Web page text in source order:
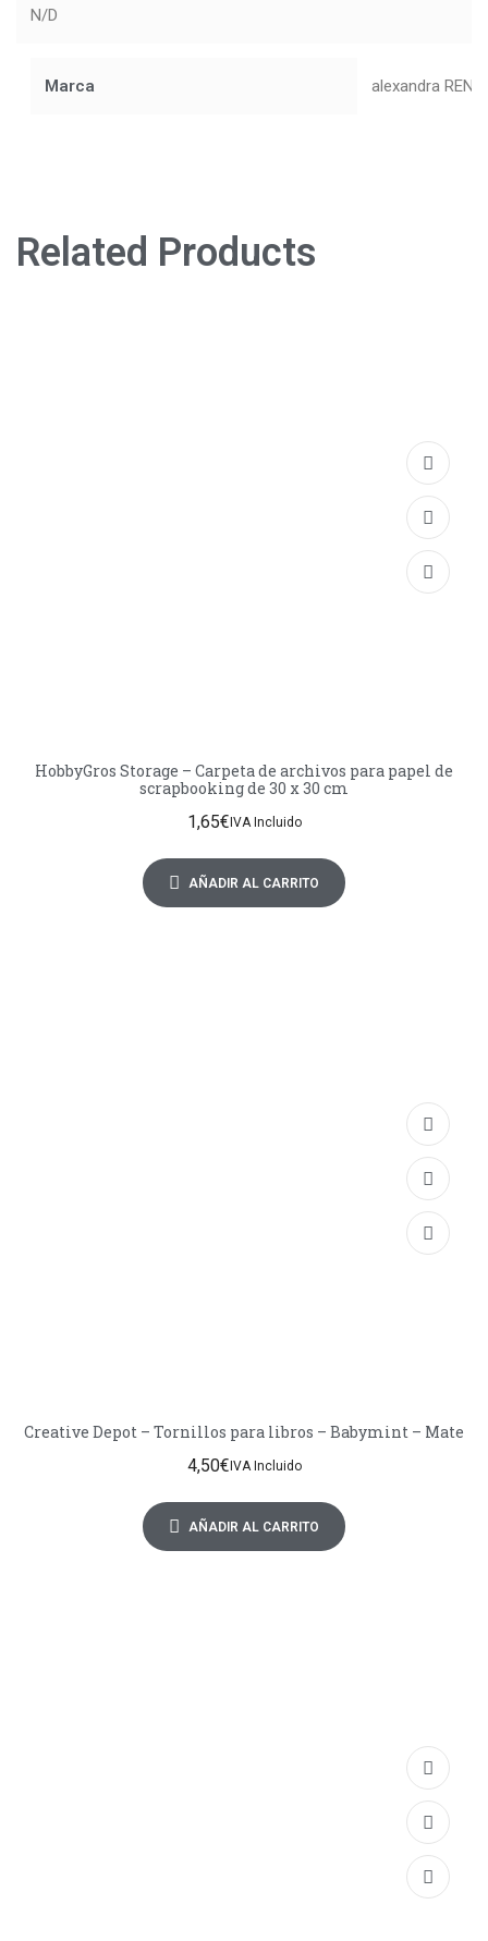
N/D
Marca alexandra
Related Products
HobbyGros Storage – Carpeta de archivos para papel de
scrapbooking de 30 x 30 cm
1,65€IVA Incluido
AÑADIR AL CARRITO
Creative Depot – Tornillos para libros – Babymint – Mate
4,50€IVA Incluido
AÑADIR AL CARRITO